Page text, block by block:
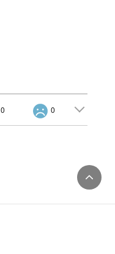
0 0